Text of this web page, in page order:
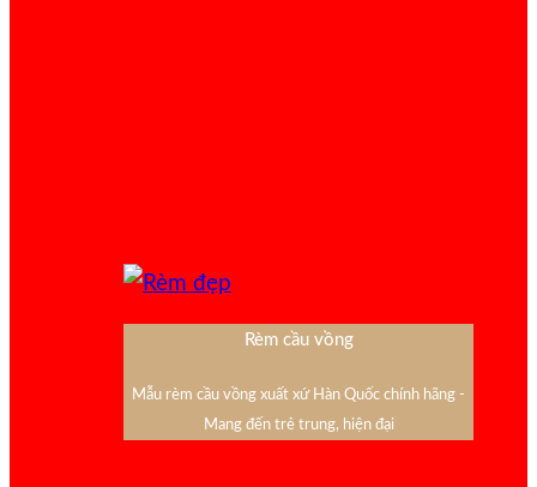
Rèm cầu vồng
Mẫu rèm cầu vồng xuất xứ Hàn Quốc chính hãng -
Mang đến trẻ trung, hiện đại